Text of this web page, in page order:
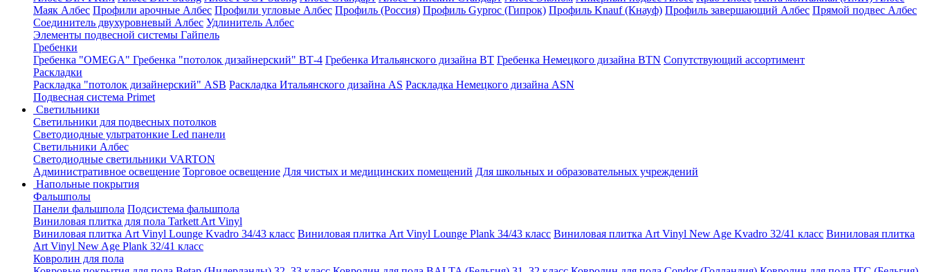
Маяк Албес Профили арочные Албес Профили угловые Албес Профиль (Россия) Профиль Gyproc (Гипрок) Профиль Knauf (Кнауф) Профиль завершающий Албес Прямой подвес Албес
Соединитель двухуровневый Албес Удлинитель Албес
Элементы подвесной системы Гайпель
Гребенки
Гребенка "OMEGA" Гребенка "потолок дизайнерский" ВТ-4 Гребенка Итальянского дизайна BT Гребенка Немецкого дизайна ВТN Сопутствующий ассортимент
Раскладки
Раскладка "потолок дизайнерский" ASB Раскладка Итальянского дизайна AS Раскладка Немецкого дизайна АSN
Подвесная система Primet
Светильники
Светильники для подвесных потолков
Светодиодные ультратонкие Led панели
Светильники Албес
Светодиодные светильники VARTON
Административное освещение Торговое освещение Для чистых и медицинских помещений Для школьных и образовательных учреждений
Напольные покрытия
Фальшполы
Панели фальшпола Подсистема фальшпола
Виниловая плитка для пола Tarkett Art Vinyl
Виниловая плитка Art Vinyl Lounge Kvadro 34/43 класс Виниловая плитка Art Vinyl Lounge Plank 34/43 класс Виниловая плитка Art Vinyl New Age Kvadro 32/41 класс Виниловая плитка
Art Vinyl New Age Plank 32/41 класс
Ковролин для пола